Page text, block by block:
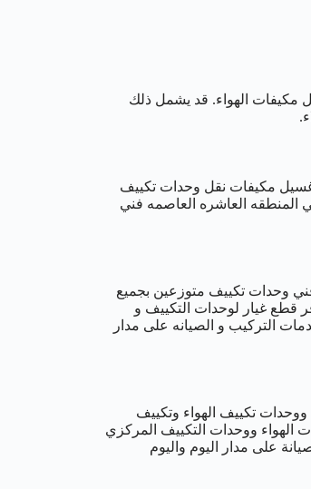
مكيفات الهواء. قد يشمل ذلك
مكيفات نقل وحدات تكييف
المنطقه العاشره العاصمه فني
وحدات تكييف متوزعين بجميع
قطع غيار لوحدات التكييف و
التركيب و الصيانه على مدار
والتبريد في الرقعي. نحن نقدم أكثر من 50 من الفنيين ووحدات تكييف الهواء وتكييف
الهواء ووحدات التكييف المركزي
على مدار اليوم واليوم